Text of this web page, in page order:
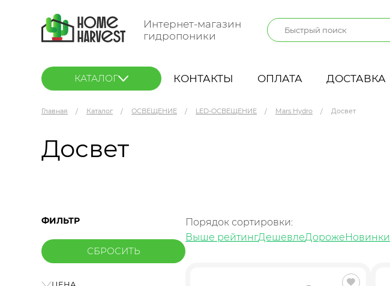
Интернет-магазин
гидропоники
КАТАЛОГ КОНТАКТЫ ОПЛАТА ДОСТАВКА
Главная Каталог ОСВЕЩЕНИЕ LED-ОСВЕЩЕНИЕ Mars Hydro Досвет
Досвет
ФИЛЬТР
ЦЕНА
Порядок сортировки:
Выше рейтингДешевлеДорожеНовинки